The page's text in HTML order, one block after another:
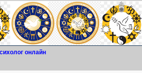
онлайн